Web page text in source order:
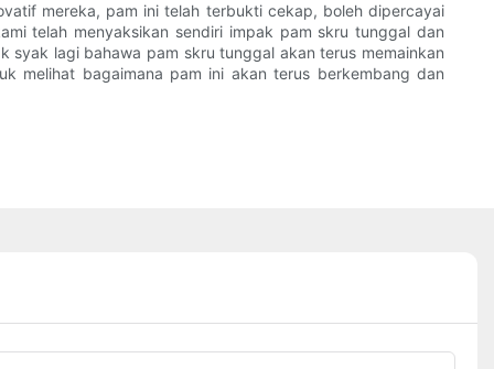
mereka, pam ini telah terbukti cekap, boleh dipercayai
telah menyaksikan sendiri impak pam skru tunggal dan
lagi bahawa pam skru tunggal akan terus memainkan
melihat bagaimana pam ini akan terus berkembang dan